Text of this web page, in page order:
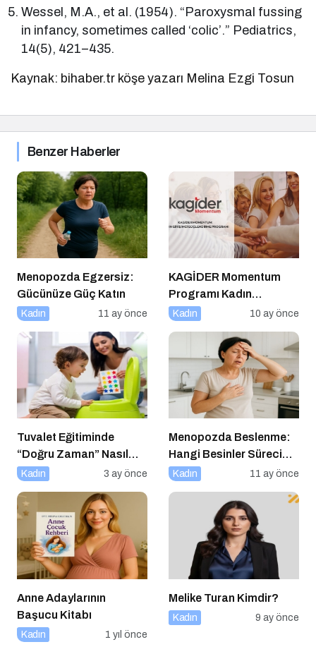
Wessel, M.A., et al. (1954). “Paroxysmal fussing
in infancy, sometimes called ‘colic’.” Pediatrics,
14(5), 421–435.
Kaynak: bihaber.tr köşe yazarı Melina Ezgi Tosun
Benzer Haberler
Menopozda Egzersiz:
Gücünüze Güç Katın
Kadın 11 ay önce
KAGİDER Momentum
Programı Kadın
Girişimcilerin Gücüne
Kadın 10 ay önce
Tuvalet Eğitiminde
“Doğru Zaman” Nasıl
Anlaşılır?
Kadın 3 ay önce
Menopozda Beslenme:
Hangi Besinler Süreci
Kolaylaştırır?
Kadın 11 ay önce
Anne Adaylarının
Başucu Kitabı
Kadın 1 yıl önce
Melike Turan Kimdir?
Kadın 9 ay önce